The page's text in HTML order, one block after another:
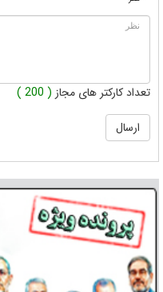
تعداد کارکتر های مجاز ( 200 )